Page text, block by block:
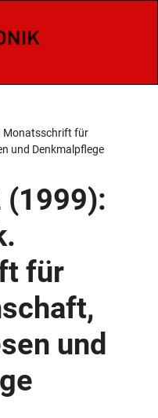
Monatsschrift für
und Denkmalpflege
(1999):
für
und